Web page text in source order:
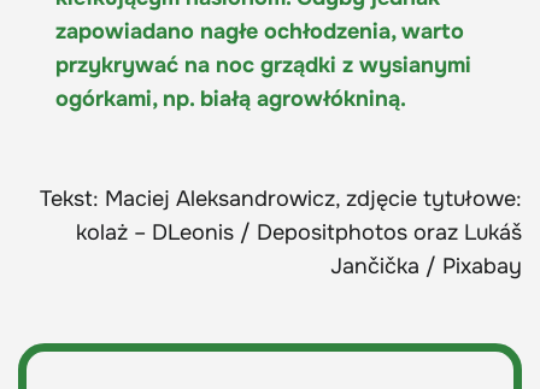
zapowiadano nagłe ochłodzenia, warto
przykrywać na noc grządki z wysianymi
ogórkami, np. białą agrowłókniną.
Tekst: Maciej Aleksandrowicz, zdjęcie tytułowe:
kolaż – DLeonis / Depositphotos oraz Lukáš
Jančička / Pixabay